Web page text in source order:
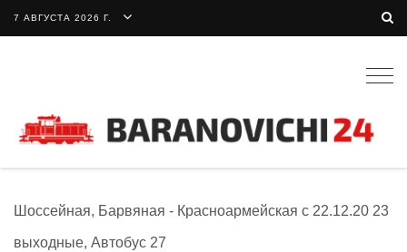
7 АВГУСТА 2026 Г.
Шоссейная, Барвяная - Красноармейская с 22.12.20 23
выходные, Автобус 27